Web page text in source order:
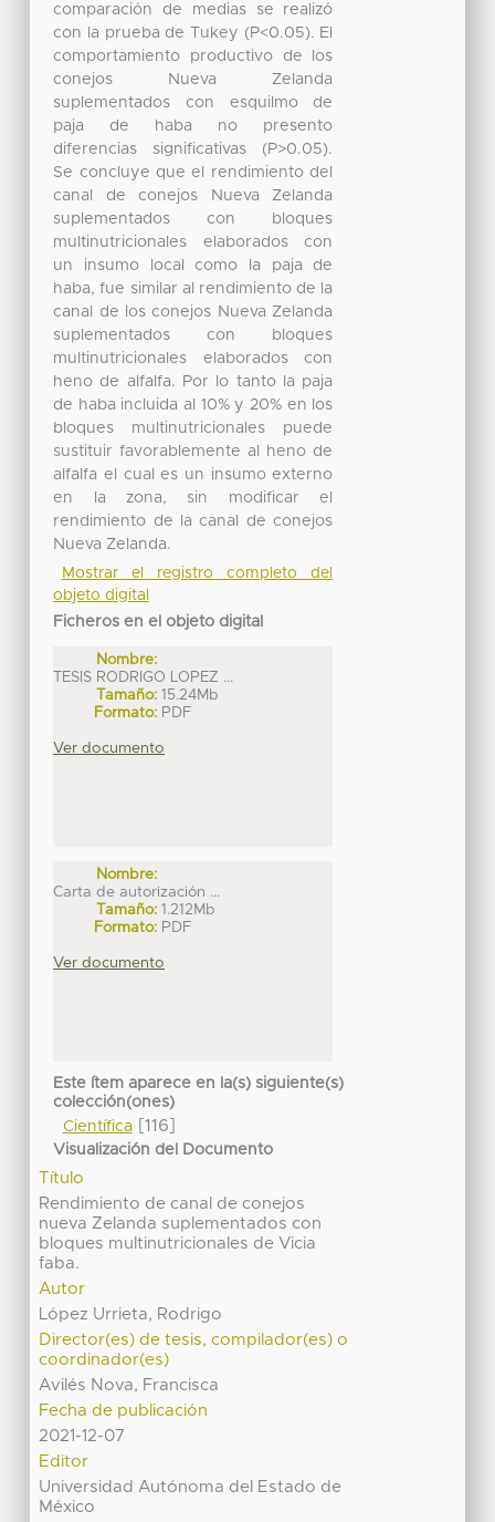
comparación de medias se realizó
con la prueba de Tukey (P<0.05). El
comportamiento productivo de los
conejos Nueva Zelanda
suplementados con esquilmo de
paja de haba no presento
diferencias significativas (P>0.05).
Se concluye que el rendimiento del
canal de conejos Nueva Zelanda
suplementados con bloques
multinutricionales elaborados con
un insumo local como la paja de
haba, fue similar al rendimiento de la
canal de los conejos Nueva Zelanda
suplementados con bloques
multinutricionales elaborados con
heno de alfalfa. Por lo tanto la paja
de haba incluida al 10% y 20% en los
bloques multinutricionales puede
sustituir favorablemente al heno de
alfalfa el cual es un insumo externo
en la zona, sin modificar el
rendimiento de la canal de conejos
Nueva Zelanda.
Mostrar el registro completo del
objeto digital
Ficheros en el objeto digital
Nombre:
TESIS RODRIGO LOPEZ ...
Tamaño: 15.24Mb
Formato: PDF
Ver documento
Nombre:
Carta de autorización ...
Tamaño: 1.212Mb
Formato: PDF
Ver documento
Este ítem aparece en la(s) siguiente(s)
colección(ones)
Científica[116]
Visualización del Documento
Título
Rendimiento de canal de conejos
nueva Zelanda suplementados con
bloques multinutricionales de Vicia
faba.
Autor
López Urrieta, Rodrigo
Director(es) de tesis, compilador(es) o
coordinador(es)
Avilés Nova, Francisca
Fecha de publicación
2021-12-07
Editor
Universidad Autónoma del Estado de
México